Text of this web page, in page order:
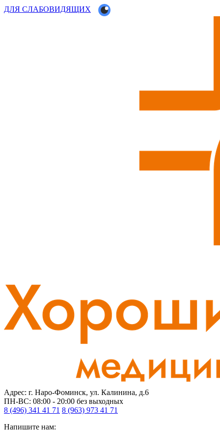
ДЛЯ СЛАБОВИДЯЩИХ
Адрес: г. Наро-Фоминск, ул. Калинина, д.6
ПН-ВС: 08:00 - 20:00 без выходных
8 (496) 341 41 71 8 (963) 973 41 71
Напишите нам: